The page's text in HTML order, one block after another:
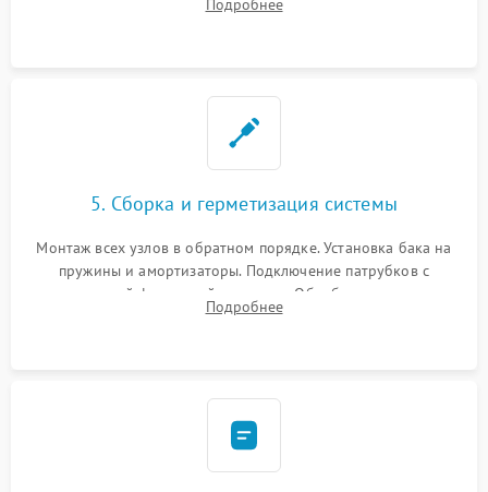
или поврежденной резиновой манжеты.
Подробнее
5. Сборка и герметизация системы
Монтаж всех узлов в обратном порядке. Установка бака на
пружины и амортизаторы. Подключение патрубков с
надежной фиксацией хомутами. Обработка стыков
герметиком для предотвращения возможных протечек воды.
Подробнее